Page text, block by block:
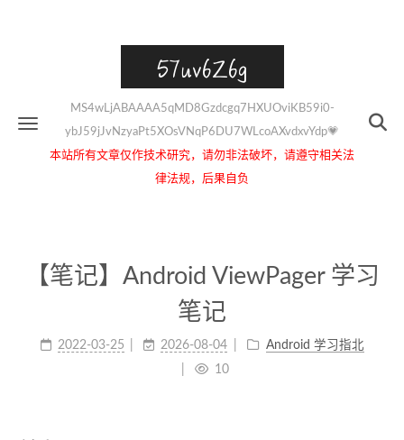
57uv6Z6g
MS4wLjABAAAA5qMD8Gzdcgq7HXUOviKB59i0-
ybJ59jJvNzyaPt5XOsVNqP6DU7WLcoAXvdxvYdp💗
本站所有文章仅作技术研究，请勿非法破坏，请遵守相关法
律法规，后果自负
【笔记】Android ViewPager 学习
笔记
2022-03-25 2026-08-04
Android 学习指北
10